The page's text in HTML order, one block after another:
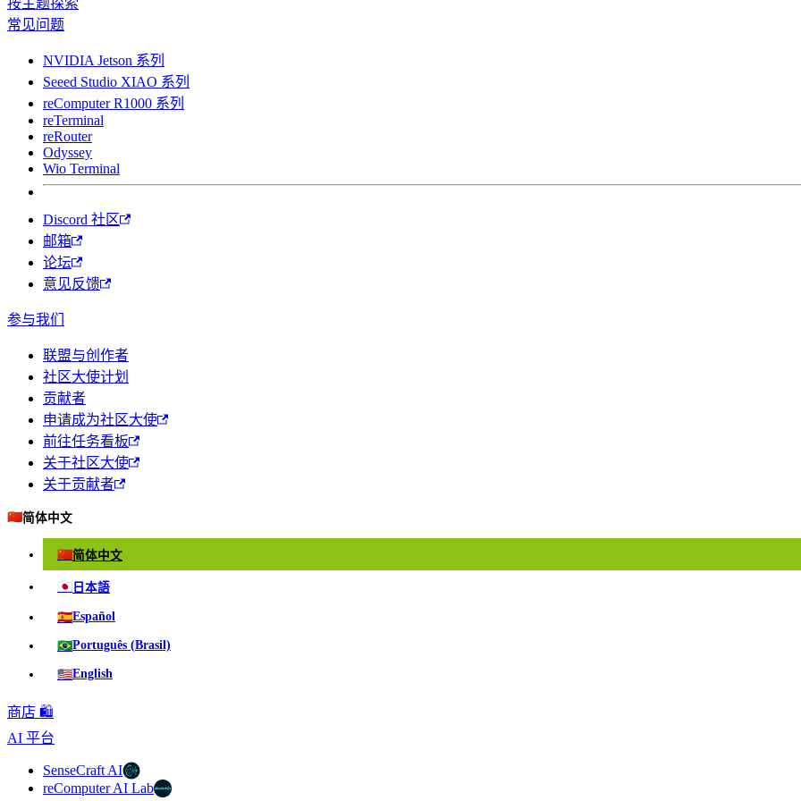
按主题探索
常见问题
NVIDIA Jetson 系列
Seeed Studio XIAO 系列
reComputer R1000 系列
reTerminal
reRouter
Odyssey
Wio Terminal
Discord 社区
邮箱
论坛
意见反馈
参与我们
联盟与创作者
社区大使计划
贡献者
申请成为社区大使
前往任务看板
关于社区大使
关于贡献者
🇨🇳简体中文
🇨🇳简体中文
🇯🇵 日本語
🇪🇸Español
🇧🇷Português (Brasil)
🇺🇸English
商店 🛍️
AI 平台
SenseCraft AI
reComputer AI Lab